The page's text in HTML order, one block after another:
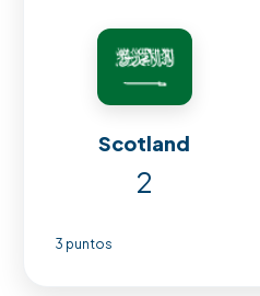
Scotland
2
3 puntos